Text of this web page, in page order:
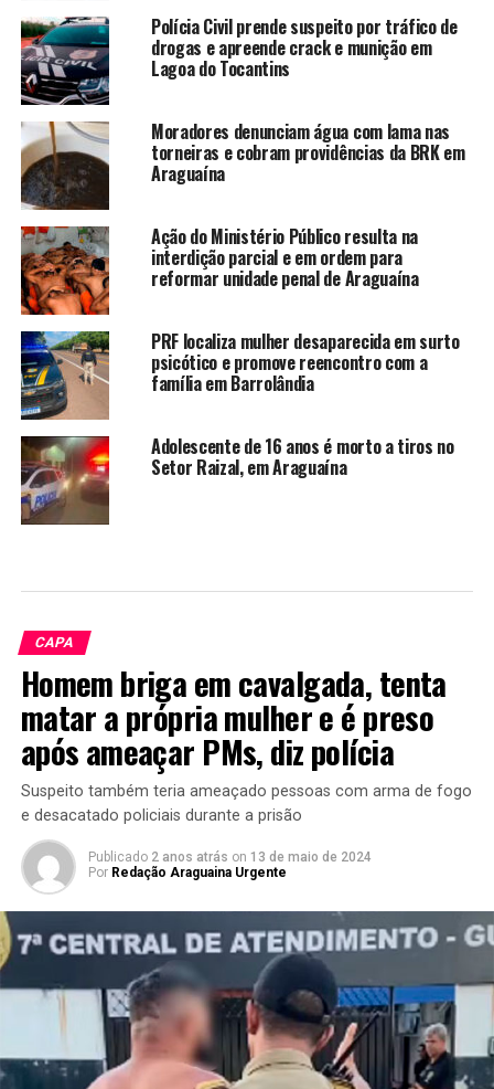
Polícia Civil prende suspeito por tráfico de
drogas e apreende crack e munição em
Lagoa do Tocantins
Moradores denunciam água com lama nas
torneiras e cobram providências da BRK em
Araguaína
Ação do Ministério Público resulta na
interdição parcial e em ordem para
reformar unidade penal de Araguaína
PRF localiza mulher desaparecida em surto
psicótico e promove reencontro com a
família em Barrolândia
Adolescente de 16 anos é morto a tiros no
Setor Raizal, em Araguaína
CAPA
Homem briga em cavalgada, tenta
matar a própria mulher e é preso
após ameaçar PMs, diz polícia
Suspeito também teria ameaçado pessoas com arma de fogo
e desacatado policiais durante a prisão
Publicado 2 anos atrás on 13 de maio de 2024
Por Redação Araguaina Urgente